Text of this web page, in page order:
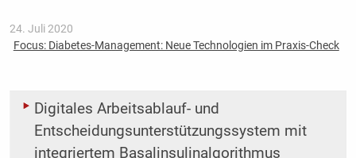
24. Juli 2020
Focus: Diabetes-Management: Neue Technologien im Praxis-Check
Digitales Arbeitsablauf- und
Entscheidungsunterstützungssystem mit
integriertem Basalinsulin­algorithmus